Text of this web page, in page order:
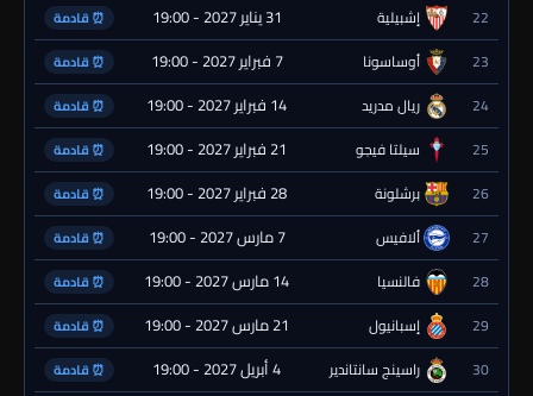
22 إشبيلية 31 يناير 2027 - 19:00 ⏰ قادمة
23 أوساسونا 7 فبراير 2027 - 19:00 ⏰ قادمة
24 ريال مدريد 14 فبراير 2027 - 19:00 ⏰ قادمة
25 سيلتا فيجو 21 فبراير 2027 - 19:00 ⏰ قادمة
26 برشلونة 28 فبراير 2027 - 19:00 ⏰ قادمة
27 ألافيس 7 مارس 2027 - 19:00 ⏰ قادمة
28 فالنسيا 14 مارس 2027 - 19:00 ⏰ قادمة
29 إسبانيول 21 مارس 2027 - 19:00 ⏰ قادمة
30 راسينج سانتاندير 4 أبريل 2027 - 19:00 ⏰ قادمة